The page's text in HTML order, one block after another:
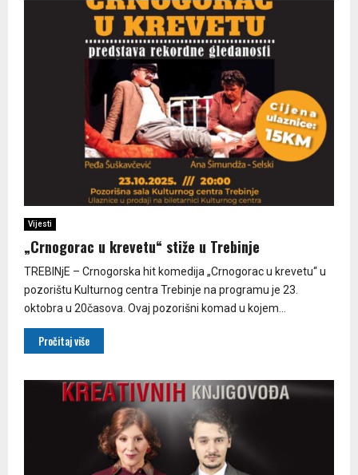
Vijesti
„Crnogorac u krevetu“ stiže u Trebinje
TREBINjE – Crnogorska hit komedija „Crnogorac u krevetu“ u
pozorištu Kulturnog centra Trebinje na programu je 23.
oktobra u 20časova. Ovaj pozorišni komad u kojem...
Pročitaj više